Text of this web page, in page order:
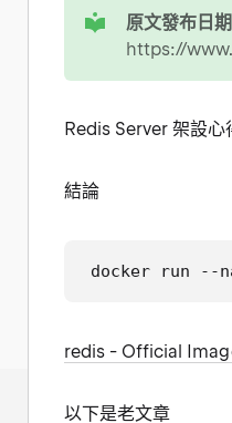
原文發布日
https://
Redis Server 架設心
結論
docker run --
redis - Official
以下是老文章